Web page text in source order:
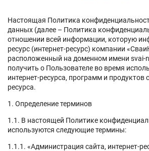
Настоящая Политика
данных (далее – Политика
отношении всей информации, которую
ресурс (интернет-ресурс) компании
расположенный на доменном имени svai-
получить о Пользователе во время
интернет-ресурса, программ и продуктов
ресурса.
1. Определение терминов
1.1. В настоящей Политике
используются следующие термины:
1.1.1. «Администрация сайта, интернет-